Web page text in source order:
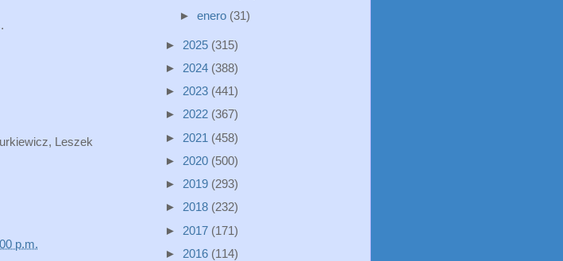
Leszek
p.m.
► enero (31)
► 2025 (315)
► 2024 (388)
► 2023 (441)
► 2022 (367)
► 2021 (458)
► 2020 (500)
► 2019 (293)
► 2018 (232)
► 2017 (171)
► 2016 (114)